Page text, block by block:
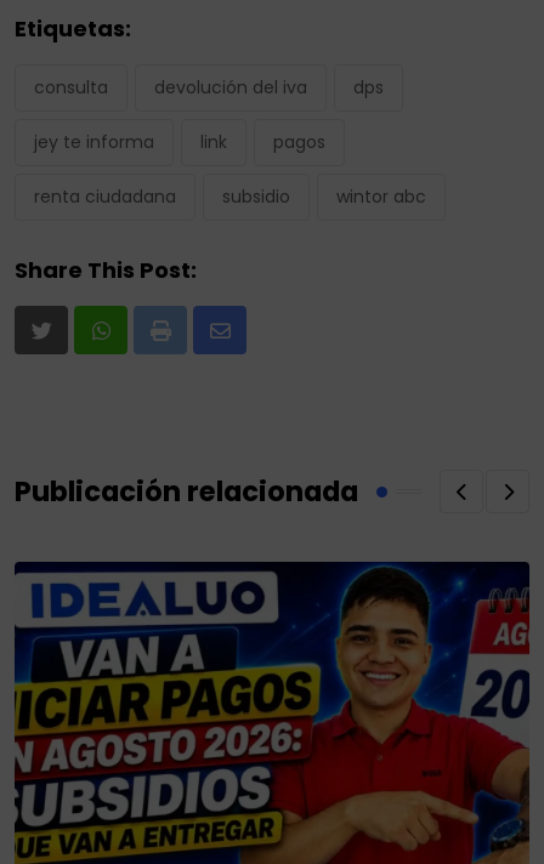
Etiquetas:
consulta devolución del iva dps
jey te informa link pagos
renta ciudadana subsidio wintor abc
Share This Post:
Print
Share
Publicación relacionada